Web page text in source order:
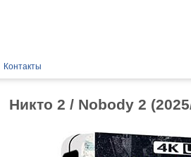
Контакты
Никто 2 / Nobody 2